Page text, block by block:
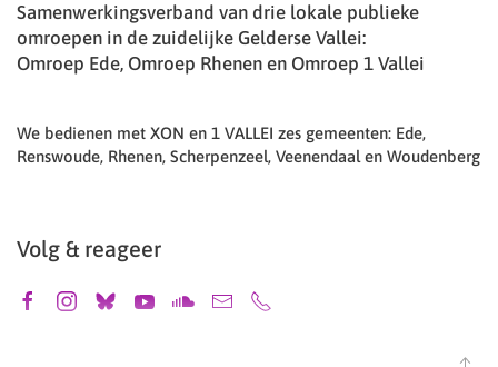
Samenwerkingsverband van drie lokale publieke
omroepen in de zuidelijke Gelderse Vallei:
Omroep Ede, Omroep Rhenen en Omroep 1 Vallei
We bedienen met XON en 1 VALLEI zes gemeenten: Ede,
Renswoude, Rhenen, Scherpenzeel, Veenendaal en Woudenberg
Volg & reageer